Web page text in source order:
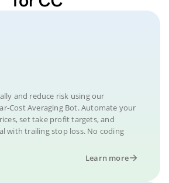
and reduce risk using our
Cost Averaging Bot. Automate your
set take profit targets, and
with trailing stop loss. No coding
Learn more